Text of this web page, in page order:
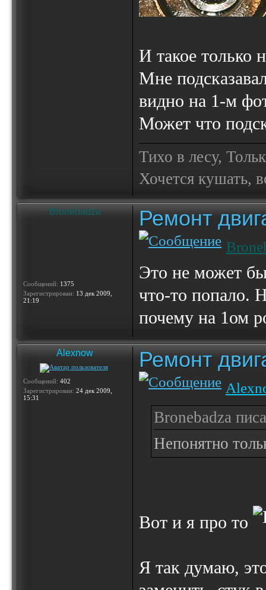
И такое только
Мне
видно на 1-м
Может что
Тихо в лесу,
Хочется кушать,
Bronebadza
Сообщений: 1375
Зарегистрирован: 13 дек 2009,
21:19
Ремонт
Это не может
что-то попало.
почему на 1ом
Alexnow
Сообщений: 402
Зарегистрирован: 24 дек 2009,
15:31
Ремонт
Bronebadza
Непонятно
Вот и я про то
Я так думаю,